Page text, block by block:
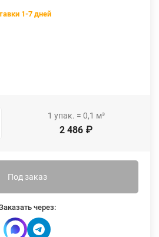
1-7 дней
1 упак. = 0,1 м³
2 486 ₽
Под заказ
через: